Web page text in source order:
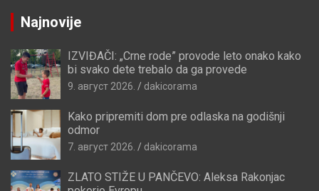
Najnovije
IZVIĐAČI: „Crne rode” provode leto onako kako
bi svako dete trebalo da ga provede
9. август 2026. dakicorama
Kako pripremiti dom pre odlaska na godišnji
odmor
7. август 2026. dakicorama
ZLATO STIŽE U PANČEVO: Aleksa Rakonjac